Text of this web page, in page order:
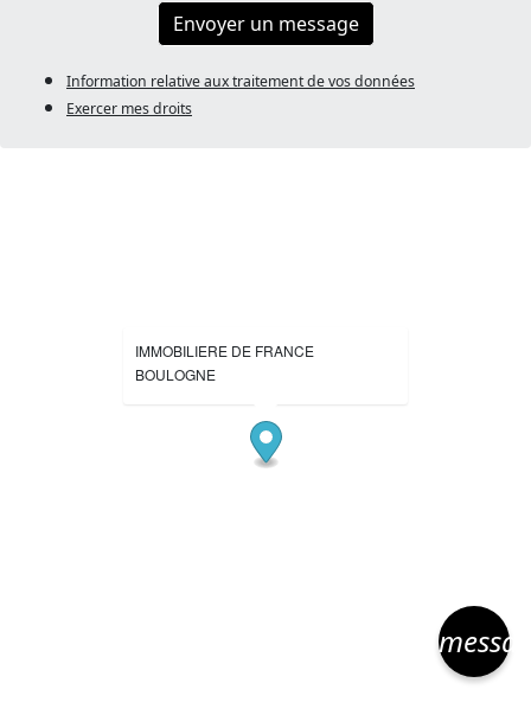
Envoyer un message
Information relative aux traitement de vos données
Exercer mes droits
IMMOBILIERE DE FRANCE
BOULOGNE